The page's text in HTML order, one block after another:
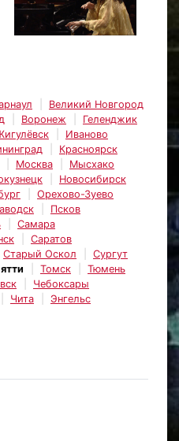
Великий Новгород
Воронеж
Геленджик
Иваново
Красноярск
Москва
Мысхако
Новосибирск
Орехово-Зуево
Псков
Самара
Саратов
Старый Оскол
Сургут
Томск
Тюмень
Чебоксары
Чита
Энгельс